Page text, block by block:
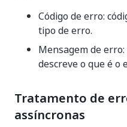
Código de erro:
tipo de erro.
Mensagem de
descreve o que é o
Tratamento de
assíncronas